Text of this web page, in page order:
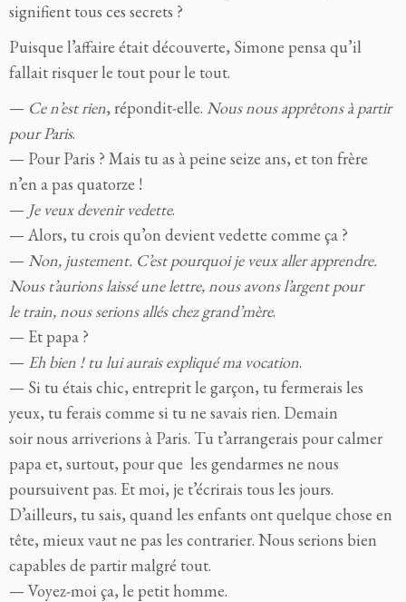
signifient tous ces secrets ?
Puisque l’affaire était découverte, Simone pensa qu’il
fallait risquer le tout pour le tout.
— Ce n’est rien, répondit-elle. Nous nous apprêtons à partir
pour Paris.
— Pour Paris ? Mais tu as à peine seize ans, et ton frère
n’en a pas quatorze !
— Je veux devenir vedette.
— Alors, tu crois qu’on devient vedette comme ça ?
— Non, justement. C’est pourquoi je veux aller apprendre.
Nous t’aurions laissé une lettre, nous avons l’argent pour
le train, nous serions allés chez grand’mère.
— Et papa ?
— Eh bien ! tu lui aurais expliqué ma vocation.
— Si tu étais chic, entreprit le garçon, tu fermerais les
yeux, tu ferais comme si tu ne savais rien. Demain
soir nous arriverions à Paris. Tu t’arrangerais pour calmer
papa et, surtout, pour que les gendarmes ne nous
poursuivent pas. Et moi, je t’écrirais tous les jours.
D’ailleurs, tu sais, quand les enfants ont quelque chose en
tête, mieux vaut ne pas les contrarier. Nous serions bien
capables de partir malgré tout.
— Voyez-moi ça, le petit homme.